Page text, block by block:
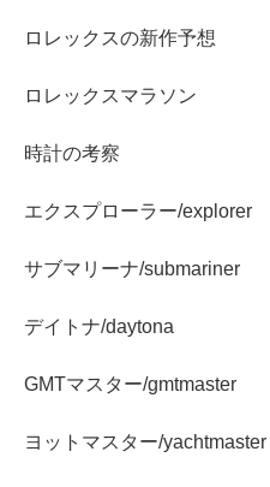
ロレックスの新作予想
ロレックスマラソン
時計の考察
エクスプローラー/explorer
サブマリーナ/submariner
デイトナ/daytona
GMTマスター/gmtmaster
ヨットマスター/yachtmaster